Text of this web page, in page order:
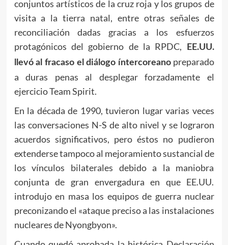
conjuntos artísticos de la cruz roja y los grupos de
visita a la tierra natal, entre otras señales de
reconciliación dadas gracias a los esfuerzos
protagónicos del gobierno de la RPDC,
EE.UU.
llevó al fracaso el diálogo íntercoreanopreparado
a duras penas al desplegar forzadamente el
ejercicio Team Spirit.
En la década de 1990, tuvieron lugar varias veces
las conversaciones N-S de alto nivel y se lograron
acuerdos significativos, pero éstos no pudieron
extenderse tampoco al mejoramiento sustancial de
los vínculos bilaterales debido a la maniobra
conjunta de gran envergadura en que EE.UU.
introdujo en masa los equipos de guerra nuclear
preconizando el «ataque preciso a las instalaciones
nucleares de Nyongbyon».